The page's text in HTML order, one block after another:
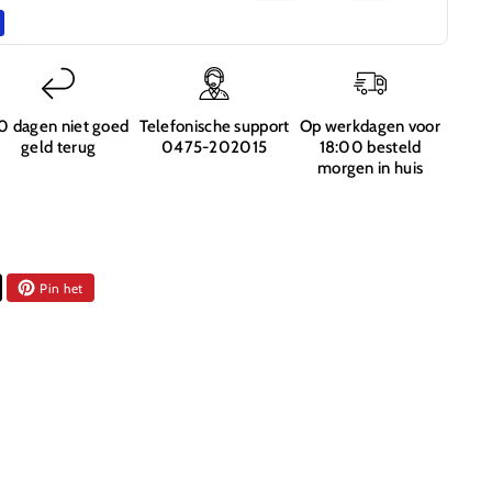
dagen niet goed
geld terug
Telefonische support
0475-202015
Op werkdagen voor
18:00 besteld
morgen in huis
Pin het